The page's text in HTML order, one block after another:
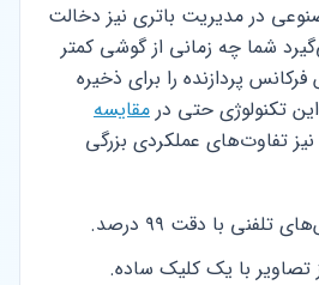
هوش مصنوعی در مدیریت باتری نیز دخالت
شما چه زمانی از گوشی کمتر
پردازنده را برای ذخیره
تکنولوژی حتی در مقایسه
نیز تفاوت‌های عملکردی بزرگی
با دقت ۹۹ درصد.
تصاویر با یک کلیک ساده.